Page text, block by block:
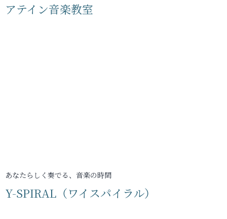
アテイン音楽教室
あなたらしく奏でる、音楽の時間
Y-SPIRAL（ワイスパイラル）